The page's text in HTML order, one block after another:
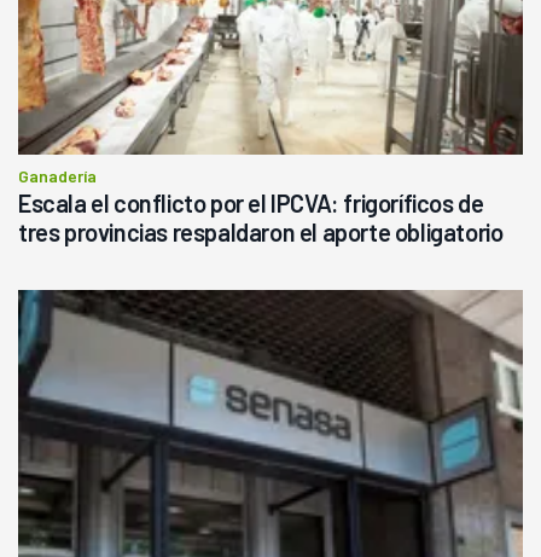
Ganadería
Escala el conflicto por el IPCVA: frigoríficos de
tres provincias respaldaron el aporte obligatorio